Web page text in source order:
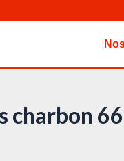
charbon